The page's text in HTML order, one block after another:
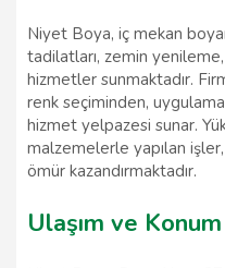
Niyet Boya, iç mekan
tadilatları, zemin
hizmetler sunmaktadır.
renk seçiminden,
hizmet yelpazesi sunar.
malzemelerle yapılan işler,
ömür kazandırmaktadır.
Ulaşım ve Konum